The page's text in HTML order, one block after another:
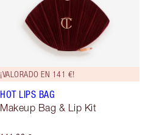
¡VALORADO EN 141 €!
HOT LIPS BAG
Makeup Bag & Lip Kit